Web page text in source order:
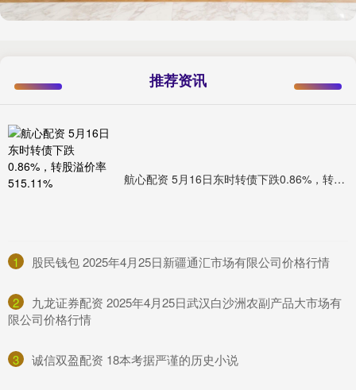
推荐资讯
航心配资 5月16日东时转债下跌0.86%，转股溢价率515.11%
1 ​股民钱包 2025年4月25日新疆通汇市场有限公司价格行情
2
​九龙证券配资 2025年4月25日武汉白沙洲农副产品大市场有
限公司价格行情
3 ​诚信双盈配资 18本考据严谨的历史小说